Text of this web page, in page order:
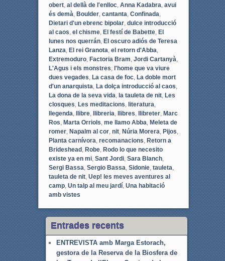
obert, al dellà de l'enlloc, Anna Kadabra avui
és demà Boulder, cantanta Confinada
Dietari d'un ebrenc bipolar, dulce introducció
al caos el chisme, El festí de Babette, El
lunes nos querrán, El oscuro adiós de Teresa
Lanza El rei Granota el retorn d'Abba
Extremoduro, Factoria Bram Jordi Cartanyà
L'Agus i els monstres l'home que va viure
dues vegades La casa de foc, La doble mort
d'un anarquista La dolça introducció al caos
La dona de la seva vida la tauleta de nit, Les
closques Les meditacions literatura
llegenda llibre, llibreria llibres llibreter, Marc
Ros Marta Orriols me llamo Abba Meleta de
romer, Napalm al cor, nit, Núria Morera Pijos
Planta carnívora recomanacions Retorn a
Brideshead, Robe, Rodo lo que necesito
existe ya en mi, Sant Jordi, Sara Blanch,
Sergi Bassa Sergio Bassa Sidonie, tauleta
tauleta de nit, Uep! les meves aventures al
camp, Un talp al meu jardí, Una habitació
amb vistes
Entrades recents
ENTREVISTA amb Marga Estorach,
gestora de la Reserva de la Biosfera de